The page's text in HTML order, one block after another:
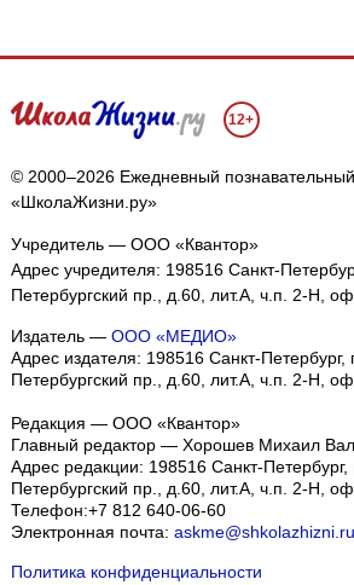
12+
© 2000–2026 Ежедневный
«ШколаЖизни.ру»
Учредитель — ООО «Квантор»
Адрес учредителя: 198516 Санкт-
Петербургский пр., д.60, лит.А, ч.п. 2-Н,
Издатель — ООО «МЕДИО»
Адрес издателя: 198516 Санкт-Петербург,
Петербургский пр., д.60, лит.А, ч.п. 2-Н,
Редакция — ООО «Квантор»
Главный редактор — Хорошев Михаил
Адрес редакции: 198516 Санкт-Петербург,
Петербургский пр., д.60, лит.А, ч.п. 2-Н,
Телефон:+7 812 640-06-60
Электронная почта: askme@shkolazhizni.ru
Политика конфиденциальности